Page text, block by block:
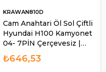
Cam Anahtari Öl Sol Çiftli
Hyundai H100 Kamyonet
04- 7PİN Çerçevesiz |
KRAW AN810D
KRAWAN810D
₺646,53